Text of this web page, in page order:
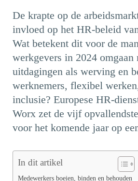
De krapte op de
invloed op het HR-beleid
Wat betekent dit voor de
werkgevers in 2024 omgaan
uitdagingen als werving en
werknemers, flexibel
inclusie? Europese HR-
Worx zet de vijf
voor het komende jaar op
In dit artikel
Medewerkers boeien, binden en behouden